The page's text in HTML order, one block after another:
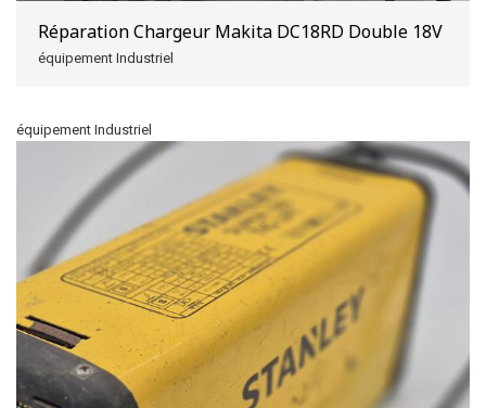
Réparation Chargeur Makita DC18RD Double 18V
équipement Industriel
équipement Industriel